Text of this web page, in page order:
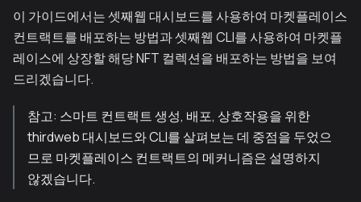
이 가이드에서는 셋째웹 대시보드를 사용하여 마켓플레이스
컨트랙트를 배포하는 방법과 셋째웹 CLI를 사용하여 마켓플
레이스에 상장할 해당 NFT 컬렉션을 배포하는 방법을 보여
드리겠습니다.
참고: 스마트 컨트랙트 생성, 배포, 상호작용을 위한
thirdweb 대시보드와 CLI를 살펴보는 데 중점을 두었으
므로 마켓플레이스 컨트랙트의 메커니즘은 설명하지
않겠습니다.